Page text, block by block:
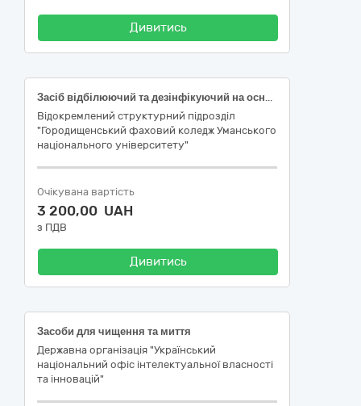
Дивитись
Засіб відбілюючий та дезінфікуючий на основі хлору («Білизна»)
Відокремлений структурний підрозділ
"Городищенський фаховий коледж Уманського
національного університету"
Очікувана вартість
3 200,00 UAH
з ПДВ
Дивитись
Засоби для чищення та миття
Державна організація "Український
національний офіс інтелектуальної власності
та інновацій"